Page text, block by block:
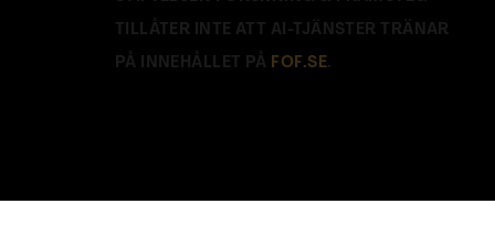
TILLÅTER INTE ATT AI-TJÄNSTER TRÄNAR
PÅ INNEHÅLLET PÅ FOF.SE.